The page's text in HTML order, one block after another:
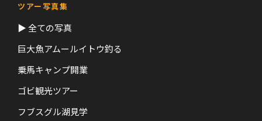
ツアー写真集
▶ 全ての写真
巨大魚アムールイトウ釣る
乗馬キャンプ開業
ゴビ観光ツアー
フブスグル湖見学